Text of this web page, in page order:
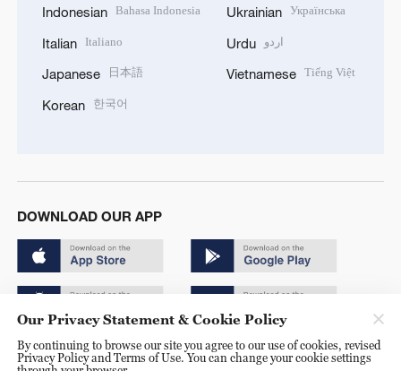
Indonesian Bahasa Indonesia
Italian Italiano
Japanese 日本語
Korean 한국어
Ukrainian Українська
Urdu اردو
Vietnamese Tiếng Việt
DOWNLOAD OUR APP
Copyright © 2024 CGTN.
Our Privacy Statement & Cookie Policy
By continuing to browse our site you agree to our use of cookies, revised
Privacy Policy and Terms of Use. You can change your cookie settings